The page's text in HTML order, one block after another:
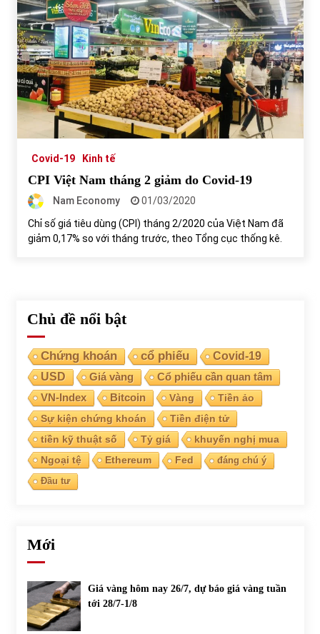
Covid-19 Kinh tế
CPI Việt Nam tháng 2 giảm do Covid-19
Nam Economy
01/03/2020
Chỉ số giá tiêu dùng (CPI) tháng 2/2020 của Việt Nam đã
giảm 0,17% so với tháng trước, theo Tổng cục thống kê.
Chủ đề nổi bật
Chứng khoán cổ phiếu
Covid-19
USD
Giá vàng Cổ phiếu cần quan tâm
VN-Index Bitcoin Vàng
Tiền ảo
Sự kiện chứng khoán
Tiền điện tử
tiền kỹ thuật số
Tỷ giá
khuyến nghị mua
Ngoại tệ
Ethereum Fed
đáng chú ý
Đầu tư
Mới
Giá vàng hôm nay 26/7, dự báo giá vàng tuần
tới 28/7-1/8